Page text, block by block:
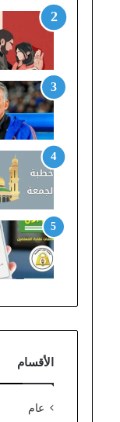
,
م
ا
ي
ل
ي
،
ز
ي
ن
)
ع
ب
ر
ا
ن
ذ
و
الأقسام
عام